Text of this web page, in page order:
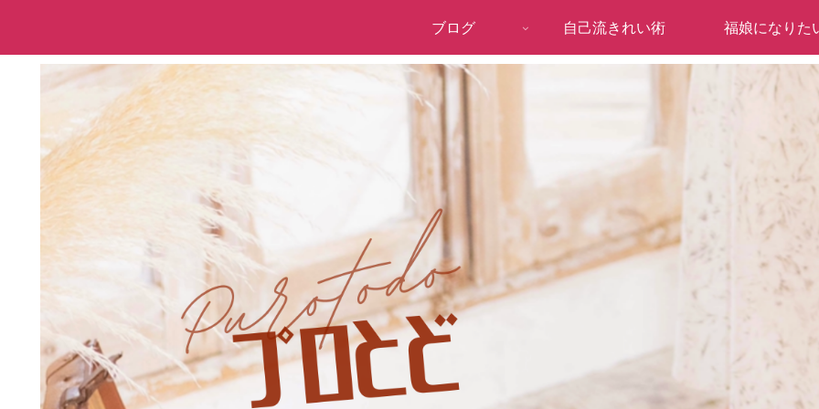
ブログ 自己流きれい術 福娘になりた